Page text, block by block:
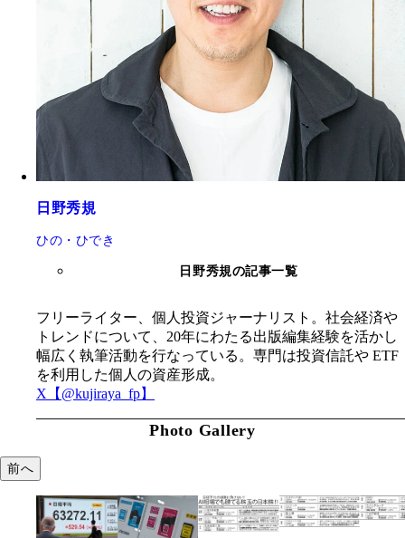
日野秀規
ひの・ひでき
日野秀規の記事一覧
フリーライター、個人投資ジャーナリスト。社会経済や
トレンドについて、20年にわたる出版編集経験を活かし
幅広く執筆活動を行なっている。専門は投資信託や ETF
を利用した個人の資産形成。
X【@kujiraya_fp】
Photo Gallery
前へ